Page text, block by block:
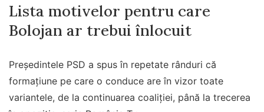
Lista motivelor pentru care
Bolojan ar trebui înlocuit
Președintele PSD a spus în repetate rânduri că
formațiune pe care o conduce are în vizor toate
variantele, de la continuarea coaliției, până la trecerea